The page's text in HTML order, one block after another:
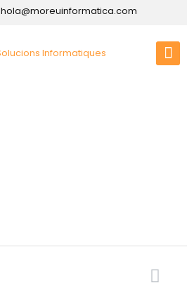
hola@moreuinformatica.com